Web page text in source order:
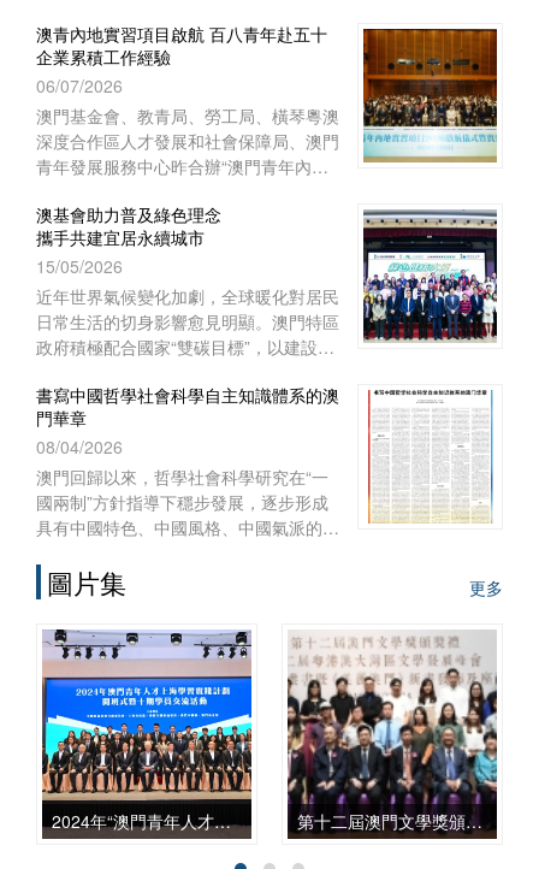
文化保育的關注。
澳青內地實習項目啟航 百八青年赴五十
企業累積工作經驗
06/07/2026
澳門基金會、教青局、勞工局、橫琴粵澳
深度合作區人才發展和社會保障局、澳門
青年發展服務中心昨合辦“澳門青年內地
訓”。
澳基會助力普及綠色理念
攜手共建宜居永續城市
15/05/2026
近年世界氣候變化加劇，全球暖化對居民
日常生活的切身影響愈見明顯。澳門特區
政府積極配合國家“雙碳目標”，以建設宜
《澳門長期減碳策略》和《澳門環境保護
規劃》，謀劃可持續發展藍圖，
書寫中國哲學社會科學自主知識體系的澳
門華章
08/04/2026
澳門回歸以來，哲學社會科學研究在“一
國兩制”方針指導下穩步發展，逐步形成
具有中國特色、中國風格、中國氣派的自
哲學社會科學工作座談會上發表重要講
話、中共中央辦公廳2022年印發《國家
“十四五”時期哲學社會科學發展規劃》以
來，澳門的高等院校、澳門基金會和學術
團體作為知識產出、傳播和實踐的主體，
在構建哲學社會科學自主知識體系的征程
上，從學科建設、智庫服務、文化傳承到
國際對話等諸方面，都發揮了自身獨特的
作用，呈現出多元化、本土化、交叉化與
實務化的發展特點。
圖片集 更多
2024年“澳門青年人才上海學習實踐計劃” 開班式暨 十期學員交流活動 第十二屆澳門文學獎頒獎禮